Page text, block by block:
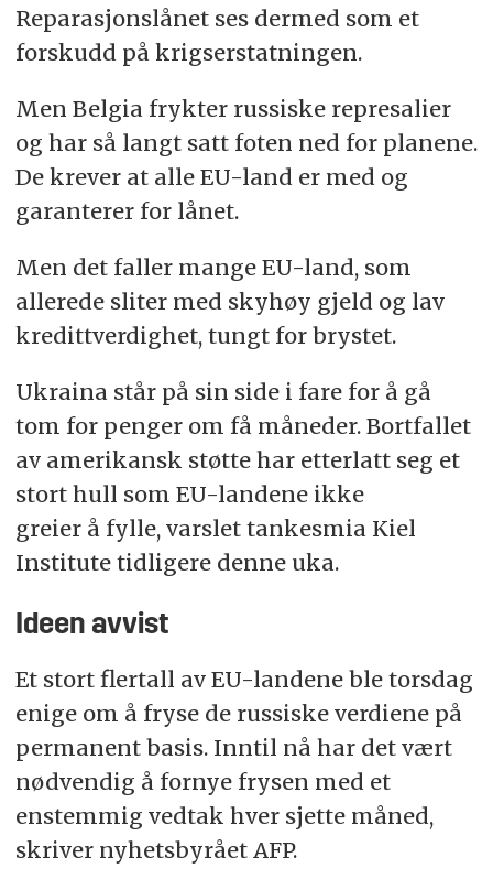
Reparasjonslånet ses dermed som et
forskudd på krigserstatningen.
Men Belgia frykter russiske represalier
og har så langt satt foten ned for planene.
De krever at alle EU-land er med og
garanterer for lånet.
Men det faller mange EU-land, som
allerede sliter med skyhøy gjeld og lav
kredittverdighet, tungt for brystet.
Ukraina står på sin side i fare for å gå
tom for penger om få måneder. Bortfallet
av amerikansk støtte har etterlatt seg et
stort hull som EU-landene ikke
greier å fylle, varslet tankesmia Kiel
Institute tidligere denne uka.
Ideen avvist
Et stort flertall av EU-landene ble torsdag
enige om å fryse de russiske verdiene på
permanent basis. Inntil nå har det vært
nødvendig å fornye frysen med et
enstemmig vedtak hver sjette måned,
skriver nyhetsbyrået AFP.